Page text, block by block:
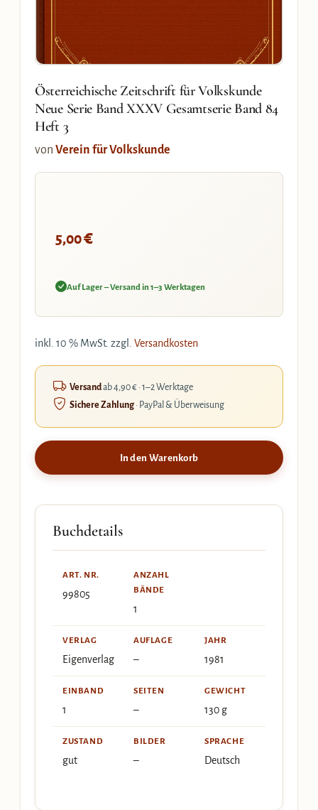
Österreichische Zeitschrift für Volkskunde
Neue Serie Band XXXV Gesamtserie Band 84
Heft 3
von Verein für Volkskunde
5,00€
Auf Lager – Versand in 1–3 Werktagen
inkl. 10 % MwSt. zzgl. Versandkosten
Versandab 4,90 € · 1–2 Werktage
Sichere Zahlung· PayPal & Überweisung
In den Warenkorb
Buchdetails
ART. NR.
99805
ANZAHL
BÄNDE
1
VERLAG
Eigenverlag
AUFLAGE
–
JAHR
1981
EINBAND
1
SEITEN
–
GEWICHT
130 g
ZUSTAND
gut
BILDER
–
SPRACHE
Deutsch